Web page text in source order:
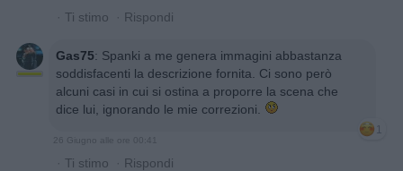
· Ti stimo · Rispondi
Gas75: Spanki a me genera immagini abbastanza
soddisfacenti la descrizione fornita. Ci sono però
alcuni casi in cui si ostina a proporre la scena che
dice lui, ignorando le mie correzioni.
1
26 Giugno alle ore 00:41
· Ti stimo · Rispondi